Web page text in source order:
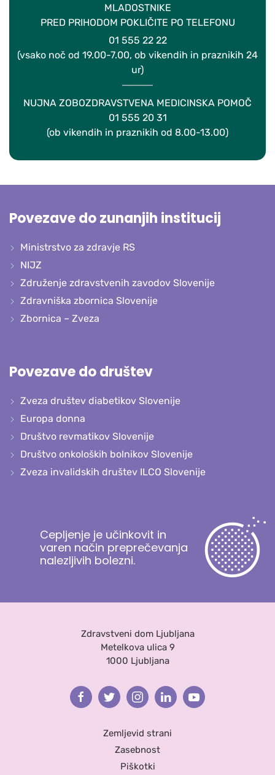
MLADOSTNIKE
PRED PRIHODOM POKLIČITE PO TELEFONU
01 555 22 22
(vsako noč od 19.00-7.00, ob vikendih in praznikih 24
ur)
NUJNA ZOBOZDRAVSTVENA MEDICINSKA POMOČ
01 555 20 31
(ob vikendih in praznikih od 8.00-13.00)
Povezave do zunanjih institucij
Ministrstvo za zdravje RS
NIJZ
Združenje zdravstvenih zavodov Slovenije
Zdravniška zbornica Slovenije
Zbornica – Zveza
Povezave do društev
Zveza društev diabetikov Slovenije
Europa donna
Društvo revmatikov Slovenije
Društvo onkoloških bolnikov Slovenije
Zveza invalidskih društev ILCO Slovenije
Cepljenje je učinkovit in
varen način preprečevanja
nalezljivih bolezni.
Zdravstveni dom Ljubljana
Metelkova ulica 9
1000 Ljubljana
FacebookTwitterInstagramLinkedinYoutube
Zemljevid strani
Zasebnost
Piškotki